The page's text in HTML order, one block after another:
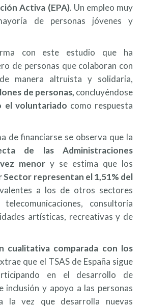
Activa (EPA). Un empleo muy
de personas jóvenes y
con este estudio que ha
de personas que colaboran con
manera altruista y solidaria,
de personas, concluyéndose
el voluntariado como respuesta
de financiarse se observa que la
de las Administraciones
menor y se estima que los
Sector representan el 1,51% del
a los de otros sectores
consultoría
artísticas, recreativas y de
cualitativa comparada con los
que el TSAS de España sigue
en el desarrollo de
inclusión y apoyo a las personas
la vez que desarrolla nuevas